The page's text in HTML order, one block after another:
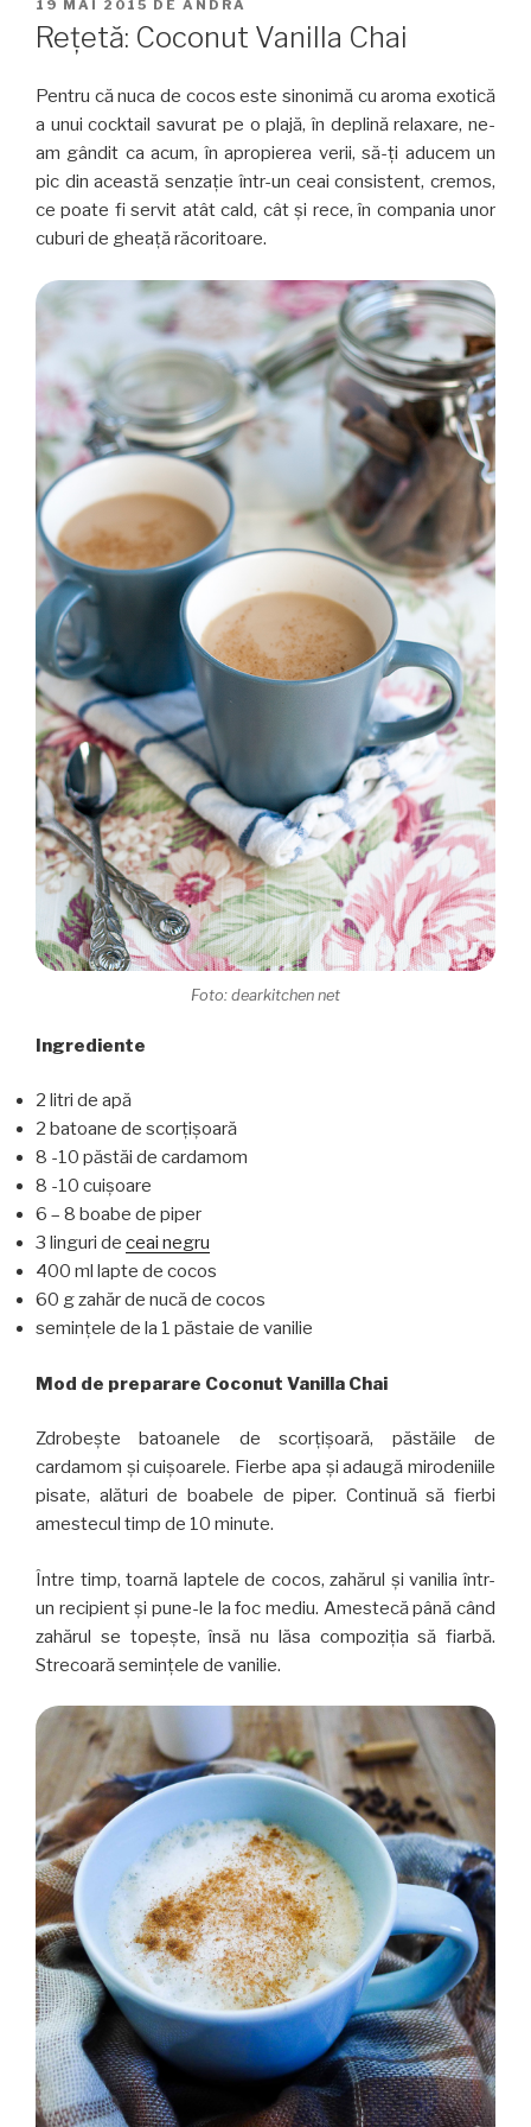
PE
19 MAI 2015 DE ANDRA
Reţetă: Coconut Vanilla Chai
Pentru că nuca de cocos este sinonimă cu aroma exotică
a unui cocktail savurat pe o plajă, în deplină relaxare, ne-
am gândit ca acum, în apropierea verii, să-ţi aducem un
pic din această senzaţie într-un ceai consistent, cremos,
ce poate fi servit atât cald, cât şi rece, în compania unor
cuburi de gheaţă răcoritoare.
Foto: dearkitchen net
Ingrediente
2 litri de apă
2 batoane de scorţişoară
8 -10 păstăi de cardamom
8 -10 cuişoare
6 – 8 boabe de piper
3 linguri de ceai negru
400 ml lapte de cocos
60 g zahăr de nucă de cocos
seminţele de la 1 păstaie de vanilie
Mod de preparare Coconut Vanilla Chai
Zdrobeşte batoanele de scorţişoară, păstăile de
cardamom şi cuişoarele. Fierbe apa şi adaugă mirodeniile
pisate, alături de boabele de piper. Continuă să fierbi
amestecul timp de 10 minute.
Între timp, toarnă laptele de cocos, zahărul şi vanilia într-
un recipient şi pune-le la foc mediu. Amestecă până când
zahărul se topeşte, însă nu lăsa compoziţia să fiarbă.
Strecoară seminţele de vanilie.